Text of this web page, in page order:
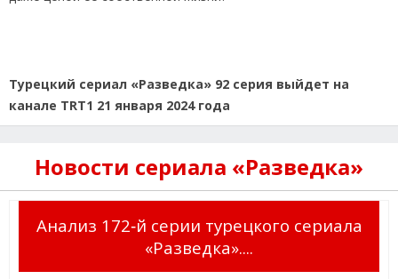
Турецкий сериал «Разведка» 92 серия выйдет на
канале TRT1 21 января 2024 года
Новости сериала «Разведка»
Анализ 172‑й серии турецкого сериала
«Разведка»....